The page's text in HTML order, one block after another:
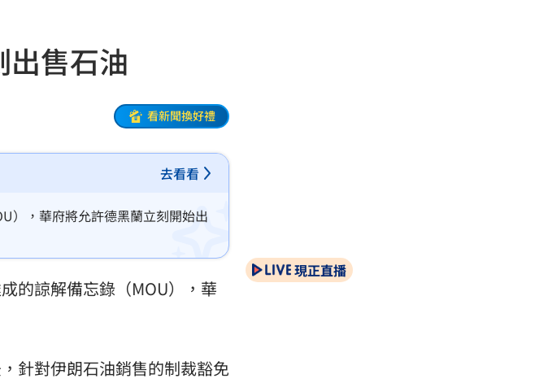
售石油
看新聞換好禮
去看看
），華府將允許德黑蘭立刻開始出
的諒解備忘錄（MOU），華
針對伊朗石油銷售的制裁豁免
現正直播